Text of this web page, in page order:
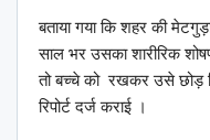
बताया गया कि शहर की
साल भर उसका शारीरिक
तो बच्चे को रखकर उसे छोड़
रिपोर्ट दर्ज कराई ।